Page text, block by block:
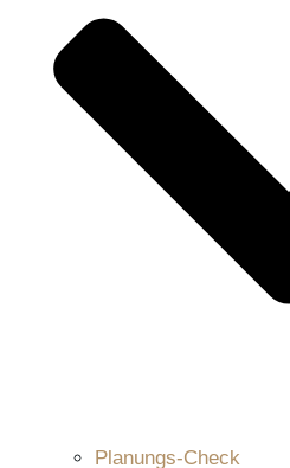
Planungs-Check